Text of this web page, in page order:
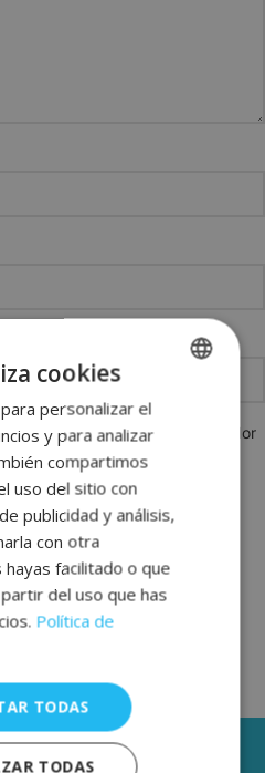
y web en este navegador
GARANTÍA
SPANISH
ENGLISH
GERMAN
cookies
personalizar el
y para analizar
compartimos
uso del sitio con
publicidad y análisis,
con otra
facilitado o que
del uso que has
Política de
TODAS
TODAS